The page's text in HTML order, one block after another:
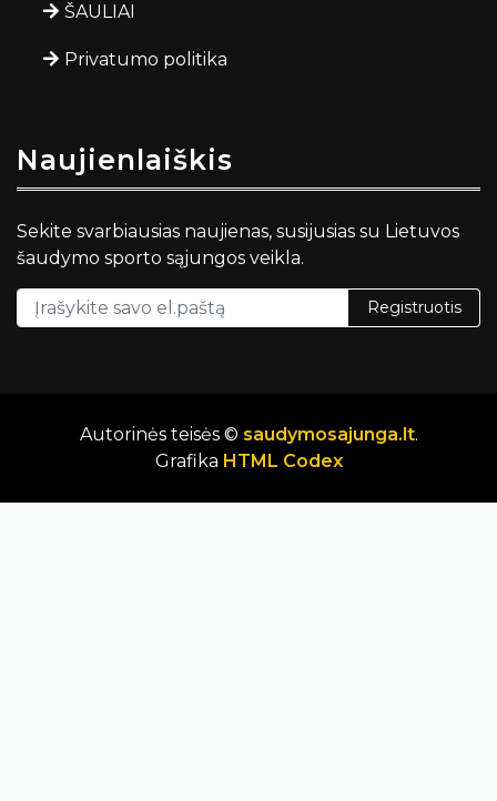
ŠAULIAI
Privatumo politika
Naujienlaiškis
Sekite svarbiausias naujienas, susijusias su Lietuvos
šaudymo sporto sąjungos veikla.
Registruotis
Autorinės teisės © saudymosajunga.lt.
Grafika HTML Codex